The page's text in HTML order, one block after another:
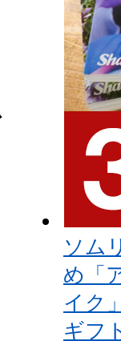
ソム
め「
イク
ギフ